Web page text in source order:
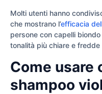
Molti utenti hanno
che mostrano l’efficacia
persone con capelli
tonalità più chiare e
Come usare
shampoo